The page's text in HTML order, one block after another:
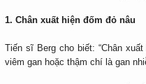
1. Chân xuất hiện đốm đỏ nâu
Tiến sĩ Berg cho biết: “Chân
viêm gan hoặc thậm chí là gan